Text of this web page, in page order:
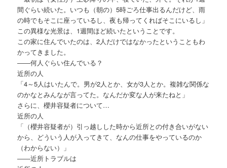
間ぐらい続いた。いつも（朝の）5時ごろ仕事出るんだけど、雨
の時でもそこに座っているし、夜も帰ってくればそこにいるし」
この異様な光景は、1週間ほど続いたということです。
この家に住んでいたのは、2人だけではなかったということもわ
かってきました。
――何人ぐらい住んでいる？
近所の人
「4～5人はいたんで。男が2人とか、女が3人とか。複雑な関係な
のかなとみんなが言ってた。なんだか変な人が来たねと」
さらに、櫻井容疑者について…
近所の人
「（櫻井容疑者が）引っ越しした時から近所との付き合いがない
から、どういう人が入ってきて、なんの仕事をやっているのか
（わからない）」
――近所トラブルは